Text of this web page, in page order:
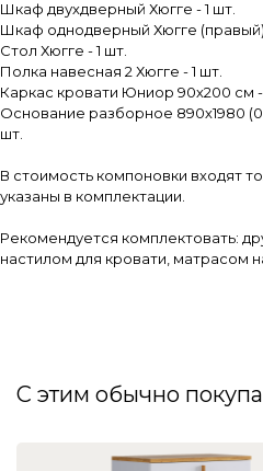
Шкаф двухдверный Хюгге - 1 шт.
Шкаф однодверный Хюгге (правый)
Стол Хюгге - 1 шт.
Полка навесная 2 Хюгге - 1 шт.
Каркас кровати Юниор 90х200 см -
Основание разборное 890х1980
шт.
В стоимость компоновки входят
указаны в комплектации.
Рекомендуется комплектовать:
настилом для кровати, матрасом
С этим обычно